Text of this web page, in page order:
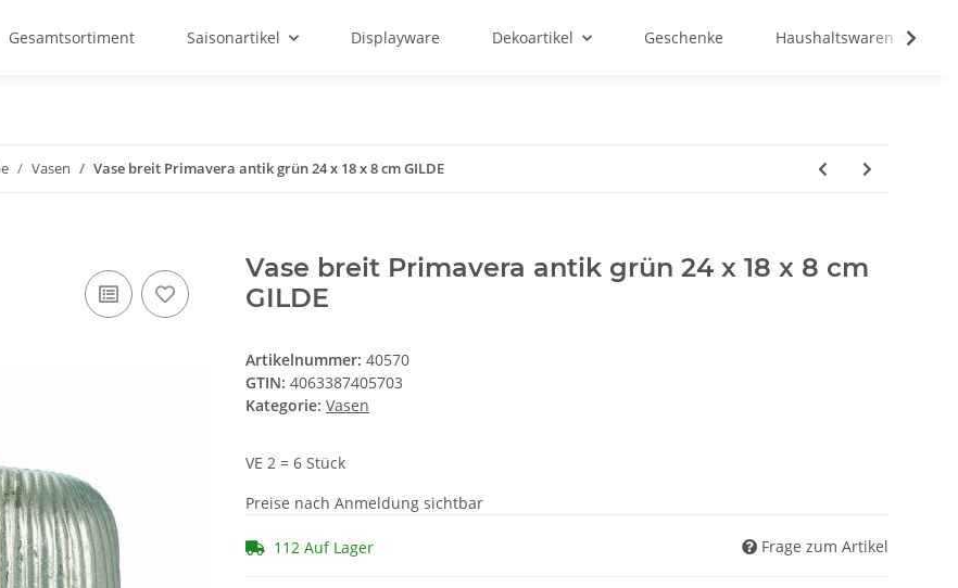
Gesamtsortiment Saisonartikel Displayware Dekoartikel Geschenke Haushaltswaren
Vasen Vase breit Primavera antik grün 24 x 18 x 8 cm GILDE
Vase breit Primavera antik grün 24 x 18 x 8 cm
GILDE
Artikelnummer: 40570
GTIN: 4063387405703
Kategorie: Vasen
VE 2 = 6 Stück
Preise nach Anmeldung sichtbar
112 Auf Lager Frage zum Artikel